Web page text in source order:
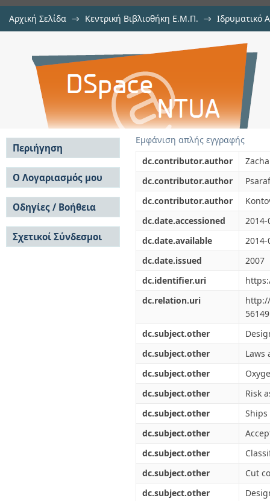
Αρχική Σελίδα → Κεντρική Βιβλιοθήκη Ε.Μ.Π. → Ιδρυματικό
Risk based rulemaking and
Εμφάνιση απλής εγγραφής
dc.contributor.author
dc.contributor.author
dc.contributor.author
dc.date.accessioned
2014-
dc.date.available
2014-
dc.date.issued
2007
dc.identifier.uri
dc.relation.uri
dc.subject.other
dc.subject.other
Laws
dc.subject.other
dc.subject.other
Risk
dc.subject.other
Ships
dc.subject.other
dc.subject.other
dc.subject.other
Cut
dc.subject.other
Περιήγηση
Σε όλο το DSpace
Κοινότητες & Συλλογές
Ανά Ημερομηνία
Έκδοσης
Συγγραφείς
Τίτλοι
Θέματα
Ο Λογαριασμός μου
Σύνδεση
Εγγραφή
Οδηγίες / Βοήθεια
Οδηγίες Υποβολής
Οδηγίες Χρήσης ΙΑ
Συχνές Ερωτήσεις
Σχετικοί Σύνδεσμοι